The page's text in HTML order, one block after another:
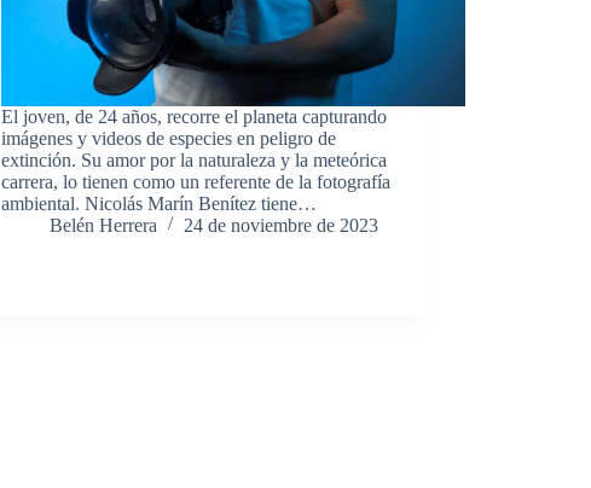
El joven, de 24 años, recorre el planeta capturando
imágenes y videos de especies en peligro de
extinción. Su amor por la naturaleza y la meteórica
carrera, lo tienen como un referente de la fotografía
ambiental. Nicolás Marín Benítez tiene…
Belén Herrera
24 de noviembre de 2023